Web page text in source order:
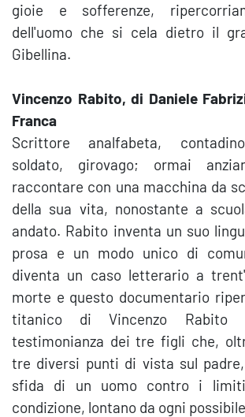
gioie e sofferenze,
dell'uomo che si cela dietro il
Gibellina.
Vincenzo Rabito, di Daniele
Franca
Scrittore analfabeta,
soldato, girovago; ormai
raccontare con una macchina da
della sua vita, nonostante a
andato. Rabito inventa un suo
prosa e un modo unico di
diventa un caso letterario a
morte e questo documentario
titanico di Vincenzo Rabito
testimonianza dei tre figli che,
tre diversi punti di vista sul
sfida di un uomo contro i
condizione, lontano da ogni